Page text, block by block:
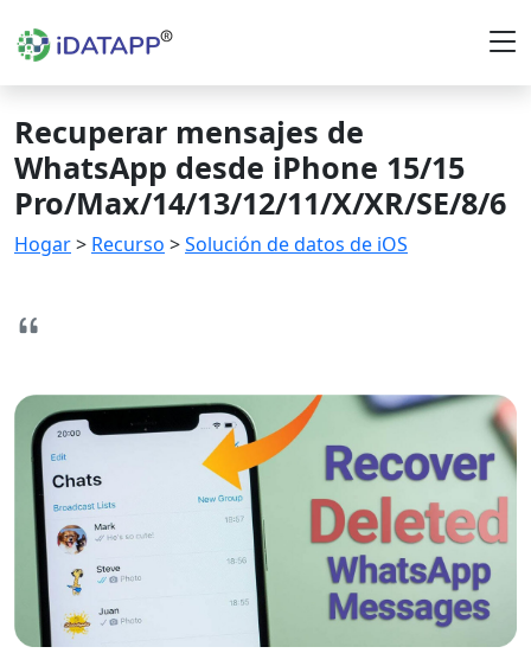
Recuperar mensajes de
WhatsApp desde iPhone 15/15
Pro/Max/14/13/12/11/X/XR/SE/8/6
Hogar> Recurso >Solución de datos de iOS